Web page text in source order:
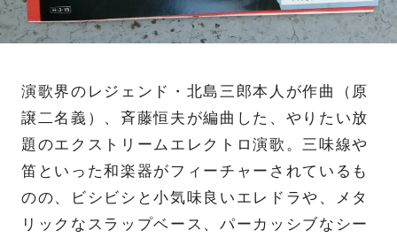
演歌界のレジェンド・北島三郎本人が作曲（原
譲二名義）、斉藤恒夫が編曲した、やりたい放
題のエクストリームエレクトロ演歌。三味線や
笛といった和楽器がフィーチャーされているも
のの、ビシビシと小気味良いエレドラや、メタ
リックなスラップベース、パーカッシブなシー